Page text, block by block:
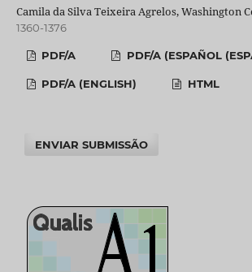
Camila da Silva Teixeira Agrelos, Washington
1360-1376
PDF/A PDF/A (ESPAÑOL
PDF/A (ENGLISH) HTML
ENVIAR SUBMISSÃO